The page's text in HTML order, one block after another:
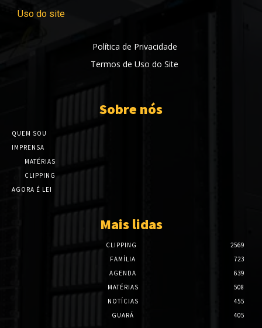
Uso do site
Política de Privacidade
Termos de Uso do Site
Sobre nós
QUEM SOU
IMPRENSA
MATÉRIAS
CLIPPING
AGORA É LEI
Mais lidas
CLIPPING
2569
FAMÍLIA
723
AGENDA
639
MATÉRIAS
508
NOTÍCIAS
455
GUARÁ
405